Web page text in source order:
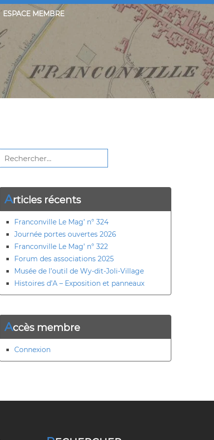
ESPACE MEMBRE
Rechercher :
Articles récents
Franconville Le Mag’ n° 324
Journée portes ouvertes 2026
Franconville Le Mag’ n° 322
Forum des associations 2025
Musée de l’outil de Wy-dit-Joli-Village
Histoires d’A – Exposition et panneaux
Accès membre
Connexion